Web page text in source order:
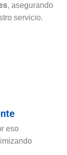
, asegurando
servicio.
eso